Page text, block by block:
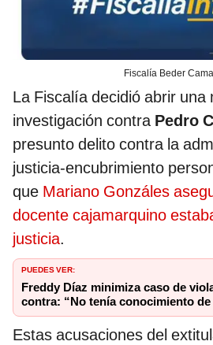
Fiscalía Beder
La Fiscalía decidió abrir una
investigación contra Pedro
presunto delito contra la
justicia-encubrimiento
que Mariano Gonzáles
docente cajamarquino
justicia.
PUEDES VER:
Freddy Díaz minimiza caso de
contra: “No tenía conocimiento de
Estas acusaciones del